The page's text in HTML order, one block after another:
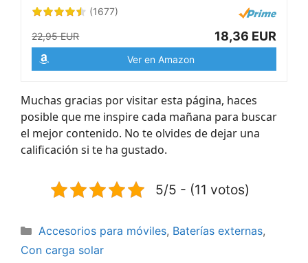
(1677)
22,95 EUR 18,36 EUR
Ver en Amazon
Muchas gracias por visitar esta página, haces
posible que me inspire cada mañana para buscar
el mejor contenido. No te olvides de dejar una
calificación si te ha gustado.
5/5 - (11 votos)
Categorías
Accesorios para móviles, Baterías externas,
Con carga solar